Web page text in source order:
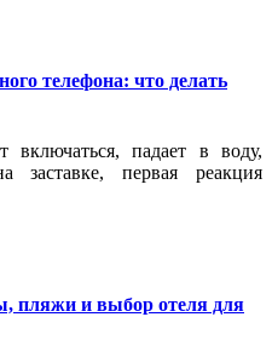
телефона: что делать
включаться, падает в воду,
заставке, первая реакция
пляжи и выбор отеля для